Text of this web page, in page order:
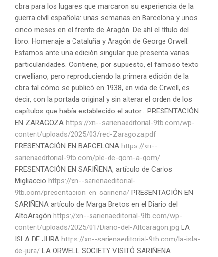
obra para los lugares que marcaron su experiencia de la
guerra civil española: unas semanas en Barcelona y unos
cinco meses en el frente de Aragón. De ahí el título del
libro: Homenaje a Cataluña y Aragón de George Orwell.
Estamos ante una edición singular que presenta varias
particularidades. Contiene, por supuesto, el famoso texto
orwelliano, pero reproduciendo la primera edición de la
obra tal cómo se publicó en 1938, en vida de Orwell, es
decir, con la portada original y sin alterar el orden de los
capítulos que había establecido el autor... PRESENTACIÓN
EN ZARAGOZA https://xn--sarienaeditorial-9tb.com/wp-
content/uploads/2025/03/red-Zaragoza.pdf
PRESENTACIÓN EN BARCELONA https://xn--
sarienaeditorial-9tb.com/ple-de-gom-a-gom/
PRESENTACIÓN EN SARIÑENA, artículo de Carlos
Migliaccio https://xn--sarienaeditorial-
9tb.com/presentacion-en-sarinena/ PRESENTACIÓN EN
SARIÑENA artículo de Marga Bretos en el Diario del
AltoAragón https://xn--sarienaeditorial-9tb.com/wp-
content/uploads/2025/01/Diario-del-Altoaragon.jpg LA
ISLA DE JURA https://xn--sarienaeditorial-9tb.com/la-isla-
de-jura/ LA ORWELL SOCIETY VISITÓ SARIÑENA